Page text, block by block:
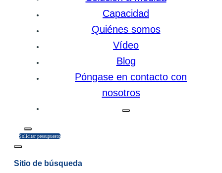
Capacidad
Quiénes somos
Vídeo
Blog
Póngase en contacto con
nosotros
Solicitar presupuesto
Sitio de búsqueda